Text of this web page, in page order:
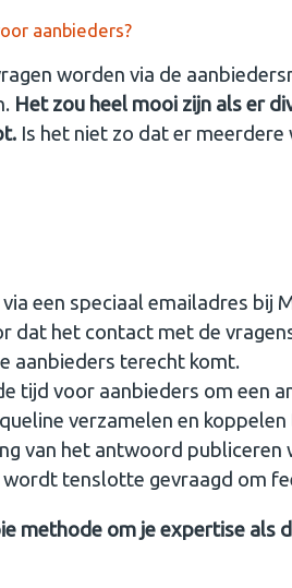
aanbieders?
worden via de
Het zou heel mooi zijn als er
Is het niet zo dat er meerdere
via een speciaal emailadres
dat het contact met de
aanbieders terecht komt.
tijd voor aanbieders om een
verzamelen en
van het antwoord
tenslotte gevraagd om
methode om je expertise als